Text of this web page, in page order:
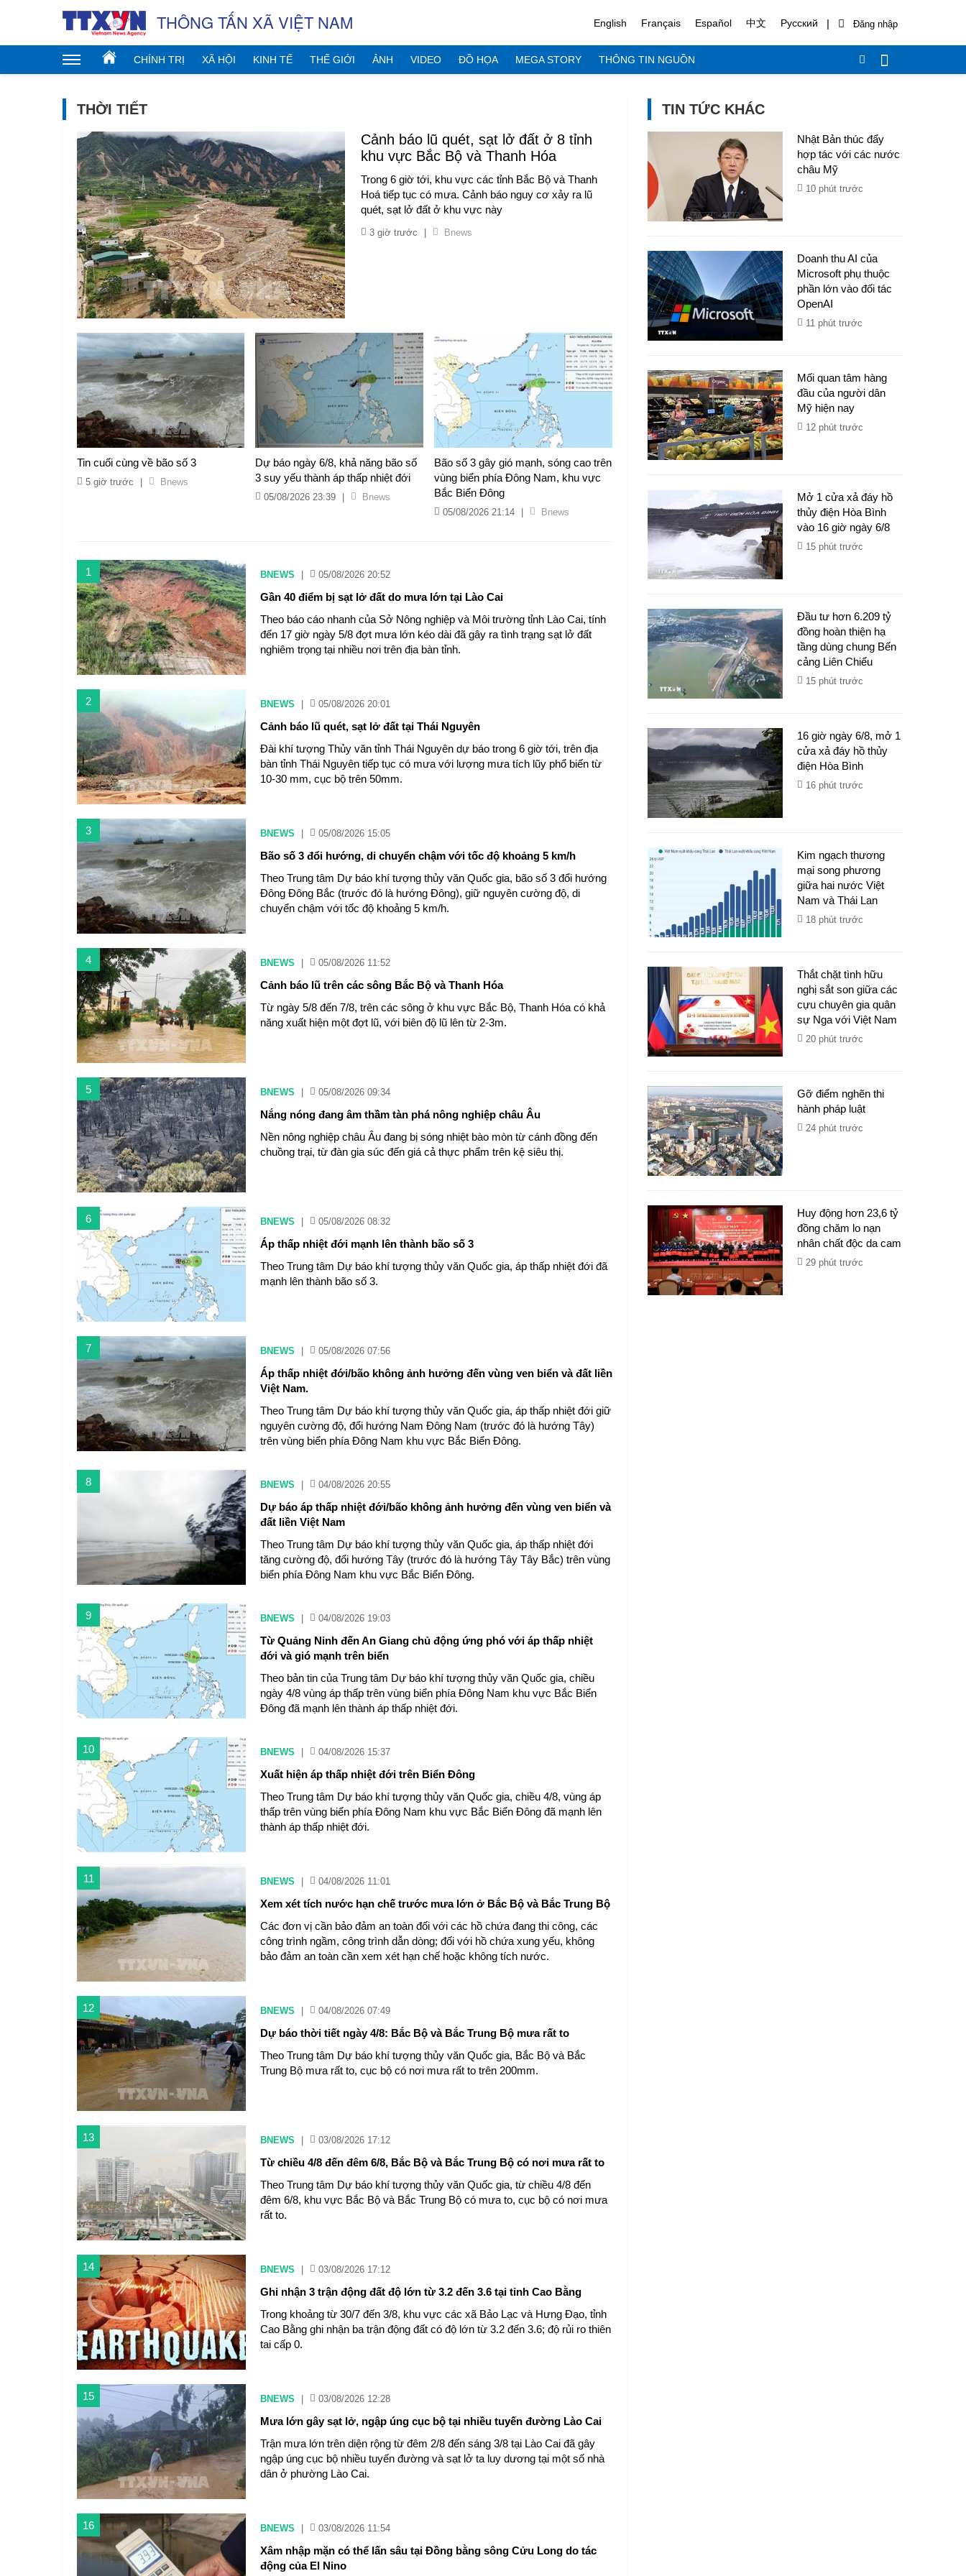
THÔNG TẤN XÃ VIỆT NAM English Français Español 中文 Русский |
CHÍNH TRỊ XÃ HỘI KINH TẾ THẾ GIỚI ẢNH VIDEO ĐỒ HỌA MEGA STORY THÔNG TIN NGUỒN
THỜI TIẾT
Cảnh báo lũ quét, sạt lở đất ở 8 tỉnh
khu vực Bắc Bộ và Thanh Hóa
Trong 6 giờ tới, khu vực các tỉnh Bắc Bộ và Thanh
Hoá tiếp tục có mưa. Cảnh báo nguy cơ xảy ra lũ
quét, sạt lở đất ở khu vực này
3 giờ trước Bnews
Tin cuối cùng về bão số 3
5 giờ trước Bnews
Dự báo ngày 6/8, khả năng bão số
3 suy yếu thành áp thấp nhiệt đới
05/08/2026 23:39 Bnews
Bão số 3 gây gió mạnh, sóng cao trên
vùng biển phía Đông Nam, khu vực
Bắc Biển Đông
05/08/2026 21:14 Bnews
1 BNEWS 05/08/2026 20:52
Gần 40 điểm bị sạt lở đất do mưa lớn tại Lào Cai
Theo báo cáo nhanh của Sở Nông nghiệp và Môi trường tỉnh Lào Cai, tính
đến 17 giờ ngày 5/8 đợt mưa lớn kéo dài đã gây ra tình trạng sạt lở đất
nghiêm trọng tại nhiều nơi trên địa bàn tỉnh.
2 BNEWS 05/08/2026 20:01
Cảnh báo lũ quét, sạt lở đất tại Thái Nguyên ​
Đài khí tượng Thủy văn tỉnh Thái Nguyên dự báo trong 6 giờ tới, trên địa
bàn tỉnh Thái Nguyên tiếp tục có mưa với lượng mưa tích lũy phổ biến từ
10-30 mm, cục bộ trên 50mm.
3 BNEWS 05/08/2026 15:05
Bão số 3 đổi hướng, di chuyển chậm với tốc độ khoảng 5 km/h
Theo Trung tâm Dự báo khí tượng thủy văn Quốc gia, bão số 3 đổi hướng
Đông Đông Bắc (trước đó là hướng Đông), giữ nguyên cường độ, di
chuyển chậm với tốc độ khoảng 5 km/h.
4 BNEWS 05/08/2026 11:52
Cảnh báo lũ trên các sông Bắc Bộ và Thanh Hóa
Từ ngày 5/8 đến 7/8, trên các sông ở khu vực Bắc Bộ, Thanh Hóa có khả
năng xuất hiện một đợt lũ, với biên độ lũ lên từ 2-3m.
5 BNEWS 05/08/2026 09:34
Nắng nóng đang âm thầm tàn phá nông nghiệp châu Âu
Nền nông nghiệp châu Âu đang bị sóng nhiệt bào mòn từ cánh đồng đến
chuồng trại, từ đàn gia súc đến giá cả thực phẩm trên kệ siêu thị.
6 BNEWS 05/08/2026 08:32
Áp thấp nhiệt đới mạnh lên thành bão số 3
Theo Trung tâm Dự báo khí tượng thủy văn Quốc gia, áp thấp nhiệt đới đã
mạnh lên thành bão số 3.
7 BNEWS 05/08/2026 07:56
Áp thấp nhiệt đới/bão không ảnh hưởng đến vùng ven biển và đất liền
Việt Nam.
Theo Trung tâm Dự báo khí tượng thủy văn Quốc gia, áp thấp nhiệt đới giữ
nguyên cường độ, đổi hướng Nam Đông Nam (trước đó là hướng Tây)
trên vùng biển phía Đông Nam khu vực Bắc Biển Đông.
8 BNEWS 04/08/2026 20:55
Dự báo áp thấp nhiệt đới/bão không ảnh hưởng đến vùng ven biển và
đất liền Việt Nam
Theo Trung tâm Dự báo khí tượng thủy văn Quốc gia, áp thấp nhiệt đới
tăng cường độ, đổi hướng Tây (trước đó là hướng Tây Tây Bắc) trên vùng
biển phía Đông Nam khu vực Bắc Biển Đông.
9 BNEWS 04/08/2026 19:03
Từ Quảng Ninh đến An Giang chủ động ứng phó với áp thấp nhiệt
đới và gió mạnh trên biển
Theo bản tin của Trung tâm Dự báo khí tượng thủy văn Quốc gia, chiều
ngày 4/8 vùng áp thấp trên vùng biển phía Đông Nam khu vực Bắc Biển
Đông đã mạnh lên thành áp thấp nhiệt đới.
10 BNEWS 04/08/2026 15:37
Xuất hiện áp thấp nhiệt đới trên Biển Đông
Theo Trung tâm Dự báo khí tượng thủy văn Quốc gia, chiều 4/8, vùng áp
thấp trên vùng biển phía Đông Nam khu vực Bắc Biển Đông đã mạnh lên
thành áp thấp nhiệt đới.
11 BNEWS 04/08/2026 11:01
Xem xét tích nước hạn chế trước mưa lớn ở Bắc Bộ và Bắc Trung Bộ
Các đơn vị cần bảo đảm an toàn đối với các hồ chứa đang thi công, các
công trình ngầm, công trình dẫn dòng; đối với hồ chứa xung yếu, không
bảo đảm an toàn cần xem xét hạn chế hoặc không tích nước.
12 BNEWS 04/08/2026 07:49
Dự báo thời tiết ngày 4/8: Bắc Bộ và Bắc Trung Bộ mưa rất to
Theo Trung tâm Dự báo khí tượng thủy văn Quốc gia, Bắc Bộ và Bắc
Trung Bộ mưa rất to, cục bộ có nơi mưa rất to trên 200mm.
13 BNEWS 03/08/2026 17:12
Từ chiều 4/8 đến đêm 6/8, Bắc Bộ và Bắc Trung Bộ có nơi mưa rất to
Theo Trung tâm Dự báo khí tượng thủy văn Quốc gia, từ chiều 4/8 đến
đêm 6/8, khu vực Bắc Bộ và Bắc Trung Bộ có mưa to, cục bộ có nơi mưa
rất to.
14 BNEWS 03/08/2026 17:12
Ghi nhận 3 trận động đất độ lớn từ 3.2 đến 3.6 tại tỉnh Cao Bằng
Trong khoảng từ 30/7 đến 3/8, khu vực các xã Bảo Lạc và Hưng Đạo, tỉnh
Cao Bằng ghi nhận ba trận động đất có độ lớn từ 3.2 đến 3.6; độ rủi ro thiên
tai cấp 0.
15 BNEWS 03/08/2026 12:28
Mưa lớn gây sạt lở, ngập úng cục bộ tại nhiều tuyến đường Lào Cai
Trận mưa lớn trên diện rộng từ đêm 2/8 đến sáng 3/8 tại Lào Cai đã gây
ngập úng cục bộ nhiều tuyến đường và sạt lở ta luy dương tại một số nhà
dân ở phường Lào Cai.
16 BNEWS 03/08/2026 11:54
Xâm nhập mặn có thể lấn sâu tại Đồng bằng sông Cửu Long do tác
động của El Nino
TIN TỨC KHÁC
Nhật Bản thúc đẩy
hợp tác với các nước
châu Mỹ
10 phút trước
Doanh thu AI của
Microsoft phụ thuộc
phần lớn vào đối tác
OpenAI
11 phút trước
Mối quan tâm hàng
đầu của người dân
Mỹ hiện nay
12 phút trước
Mở 1 cửa xả đáy hồ
thủy điện Hòa Bình
vào 16 giờ ngày 6/8
15 phút trước
Đầu tư hơn 6.209 tỷ
đồng hoàn thiện hạ
tầng dùng chung Bến
cảng Liên Chiểu
15 phút trước
16 giờ ngày 6/8, mở 1
cửa xả đáy hồ thủy
điện Hòa Bình
16 phút trước
Kim ngạch thương
mại song phương
giữa hai nước Việt
Nam và Thái Lan
18 phút trước
Thắt chặt tình hữu
nghị sắt son giữa các
cựu chuyên gia quân
sự Nga với Việt Nam
20 phút trước
Gỡ điểm nghẽn thi
hành pháp luật
24 phút trước
Huy động hơn 23,6 tỷ
đồng chăm lo nạn
nhân chất độc da cam
29 phút trước